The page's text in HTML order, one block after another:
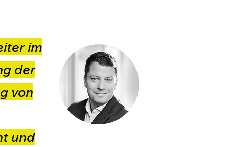
im
der
von
und